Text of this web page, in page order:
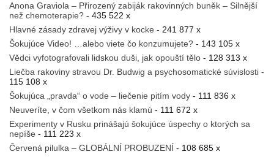
Anona Graviola – Přirozený zabiják rakovinných buněk – Silnější
než chemoterapie? - 435 522 x
Hlavné zásady zdravej výživy v kocke - 241 877 x
Šokujúce Video! …alebo viete čo konzumujete? - 143 105 x
Vědci vyfotografovali lidskou duši, jak opouští tělo - 128 313 x
Liečba rakoviny stravou Dr. Budwig a psychosomatické súvislosti -
115 108 x
Šokujúca „pravda“ o vode – liečenie pitím vody - 111 836 x
Neuveríte, v čom všetkom nás klamú - 111 672 x
Experimenty v Rusku prinášajú šokujúce úspechy o ktorých sa
nepíše - 111 223 x
Červená pilulka – GLOBÁLNÍ PROBUZENÍ - 108 685 x